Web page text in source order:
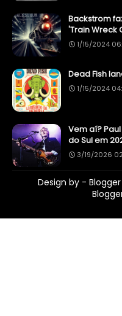
Backstrom
'Train Wreck
1/15/2024
Dead Fish
1/15/2024
Vem aí?
do Sul em
3/19/2026
Design by -